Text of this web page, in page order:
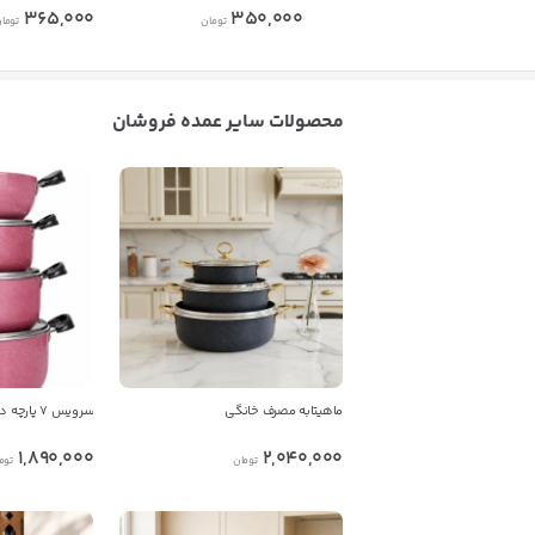
350,000 تومان 365,000
محصولات سایر عمده فروشان
ماهیتابه مصرف خانگی
2,040,000 تومان
سرویس 7 پارچه دانشجویی
1,890,000